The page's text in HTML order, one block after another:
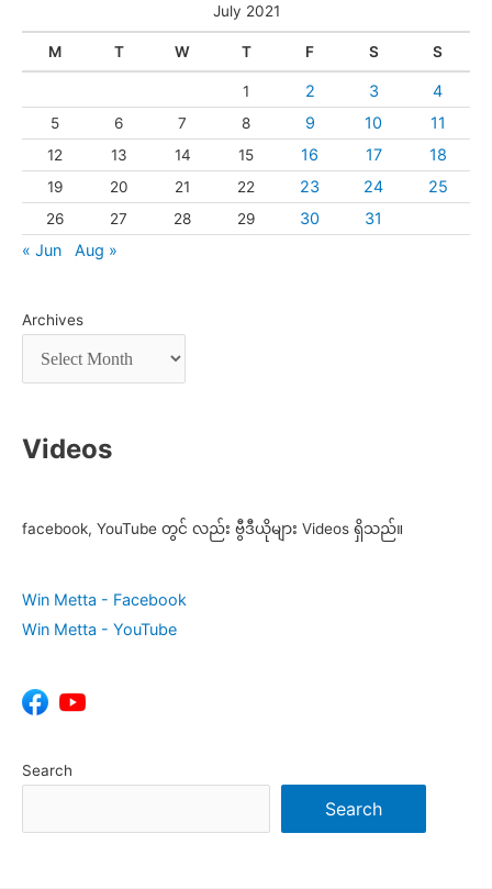
July 2021
M T W T F S S
1 2 3 4
5 6 7 8 9 10 11
12 13 14 15 16 17 18
19 20 21 22 23 24 25
26 27 28 29 30
31
« Jun
Aug »
Archives
Videos
facebook, YouTube တွင် လည်း ဗွီဒီယိုများ Videos ရှိသည်။
Win Metta - Facebook
Win Metta - YouTube
Search
Search